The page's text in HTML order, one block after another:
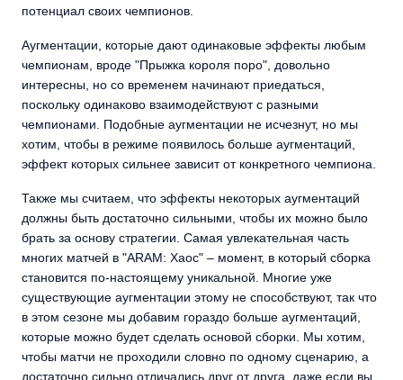
потенциал своих чемпионов.
Аугментации, которые дают одинаковые эффекты любым
чемпионам, вроде "Прыжка короля поро", довольно
интересны, но со временем начинают приедаться,
поскольку одинаково взаимодействуют с разными
чемпионами. Подобные аугментации не исчезнут, но мы
хотим, чтобы в режиме появилось больше аугментаций,
эффект которых сильнее зависит от конкретного чемпиона.
Также мы считаем, что эффекты некоторых аугментаций
должны быть достаточно сильными, чтобы их можно было
брать за основу стратегии. Самая увлекательная часть
многих матчей в "ARAM: Хаос" – момент, в который сборка
становится по-настоящему уникальной. Многие уже
существующие аугментации этому не способствуют, так что
в этом сезоне мы добавим гораздо больше аугментаций,
которые можно будет сделать основой сборки. Мы хотим,
чтобы матчи не проходили словно по одному сценарию, а
достаточно сильно отличались друг от друга, даже если вы